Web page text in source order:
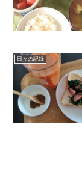
日々の記録